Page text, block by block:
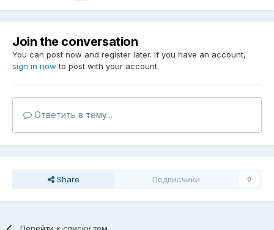
Join the conversation
You can post now and register later. If you have an account,
sign in now to post with your account.
Ответить в тему...
Share Подписчики 0